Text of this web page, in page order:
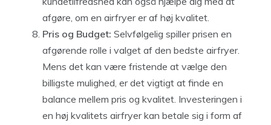
afgøre, om en airfryer er af høj kvalitet.
Pris og Budget: Selvfølgelig spiller prisen en
afgørende rolle i valget af den bedste airfryer.
Mens det kan være fristende at vælge den
billigste mulighed, er det vigtigt at finde en
balance mellem pris og kvalitet. Investeringen i
en høj kvalitets airfryer kan betale sig i form af